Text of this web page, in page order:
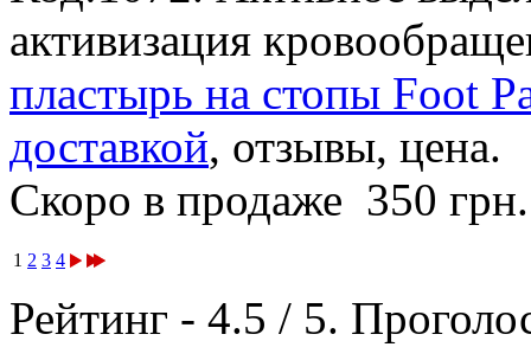
активизация
пластырь на стопы Foot
доставкой, отзывы, цена.
Скоро в продаже 350
1 2 3 4
Рейтинг - 4.5 / 5.